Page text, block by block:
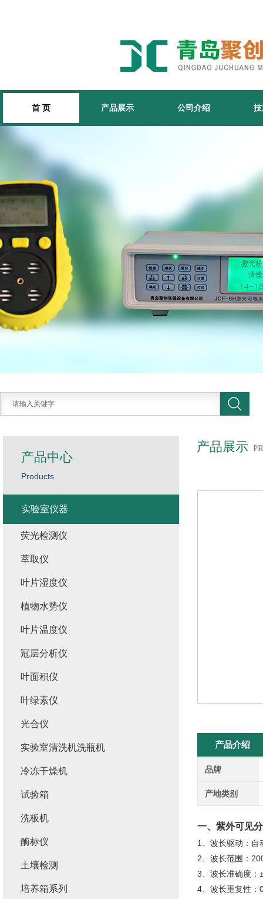
首 页 产品展示 公司介绍
产品展示
产品介绍
品牌
产地类别
一、 紫外可见
1、波长驱动：自
2、波长范围：
3、波长准确度：
4、波长重复性：
产品中心
Products
实验室仪器
荧光检测仪
萃取仪
叶片湿度仪
植物水势仪
叶片温度仪
冠层分析仪
叶面积仪
叶绿素仪
光合仪
实验室清洗机洗瓶机
冷冻干燥机
试验箱
洗板机
酶标仪
土壤检测
培养箱系列